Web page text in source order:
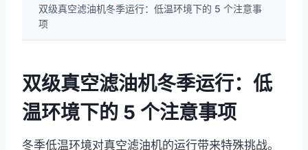
双级真空滤油机冬季运行：低温环境下的 5 个注意事
项
双级真空滤油机冬季运行：低
温环境下的 5 个注意事项
冬季低温环境对真空滤油机的运行带来特殊挑战。